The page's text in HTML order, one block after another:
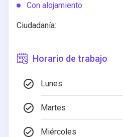
Con alojamiento
Ciudadanía:
Horario de trabajo
Lunes
Martes
Miércoles